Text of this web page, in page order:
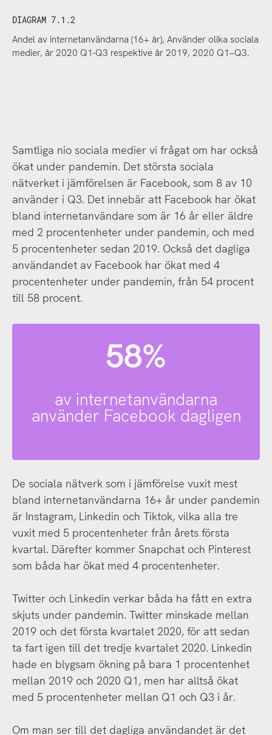
DIAGRAM 7.1.2
Andel av internetanvändarna (16+ år), Använder olika sociala
medier, år 2020 Q1-Q3 respektive år 2019, 2020 Q1–Q3.
Samtliga nio sociala medier vi frågat om har också
ökat under pandemin. Det största sociala
nätverket i jämförelsen är Facebook, som 8 av 10
använder i Q3. Det innebär att Facebook har ökat
bland internetanvändare som är 16 år eller äldre
med 2 procentenheter under pandemin, och med
5 procentenheter sedan 2019. Också det dagliga
användandet av Facebook har ökat med 4
procentenheter under pandemin, från 54 procent
till 58 procent.
58%
av internetanvändarna
använder Facebook dagligen
De sociala nätverk som i jämförelse vuxit mest
bland internetanvändarna 16+ år under pandemin
är Instagram, Linkedin och Tiktok, vilka alla tre
vuxit med 5 procentenheter från årets första
kvartal. Därefter kommer Snapchat och Pinterest
som båda har ökat med 4 procentenheter.
Twitter och Linkedin verkar båda ha fått en extra
skjuts under pandemin. Twitter minskade mellan
2019 och det första kvartalet 2020, för att sedan
ta fart igen till det tredje kvartalet 2020. Linkedin
hade en blygsam ökning på bara 1 procentenhet
mellan 2019 och 2020 Q1, men har alltså ökat
med 5 procentenheter mellan Q1 och Q3 i år.
Om man ser till det dagliga användandet är det